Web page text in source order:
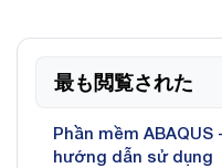
最も閲覧された
Phần mềm
hướng dẫn sử dụng